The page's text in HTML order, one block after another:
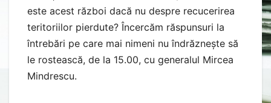
este acest război dacă nu despre recucerirea
teritoriilor pierdute? Încercăm răspunsuri la
întrebări pe care mai nimeni nu îndrăznește să
le rostească, de la 15.00, cu generalul Mircea
Mindrescu.